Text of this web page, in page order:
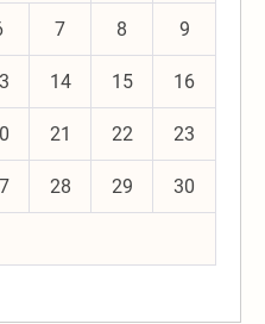
7 8 9
14 15 16
21 22 23
28 29 30